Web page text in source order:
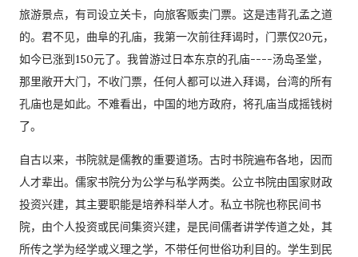
旅游景点，有司设立关卡，向旅客贩卖门票。这是违背孔孟之道
的。君不见，曲阜的孔庙，我第一次前往拜谒时，门票仅20元，
如今已涨到150元了。我曾游过日本东京的孔庙----汤岛圣堂，
那里敞开大门，不收门票，任何人都可以进入拜谒，台湾的所有
孔庙也是如此。不难看出，中国的地方政府，将孔庙当成摇钱树
了。
自古以来，书院就是儒教的重要道场。古时书院遍布各地，因而
人才辈出。儒家书院分为公学与私学两类。公立书院由国家财政
投资兴建，其主要职能是培养科举人才。私立书院也称民间书
院，由个人投资或民间集资兴建，是民间儒者讲学传道之处，其
所传之学为经学或义理之学，不带任何世俗功利目的。学生到民